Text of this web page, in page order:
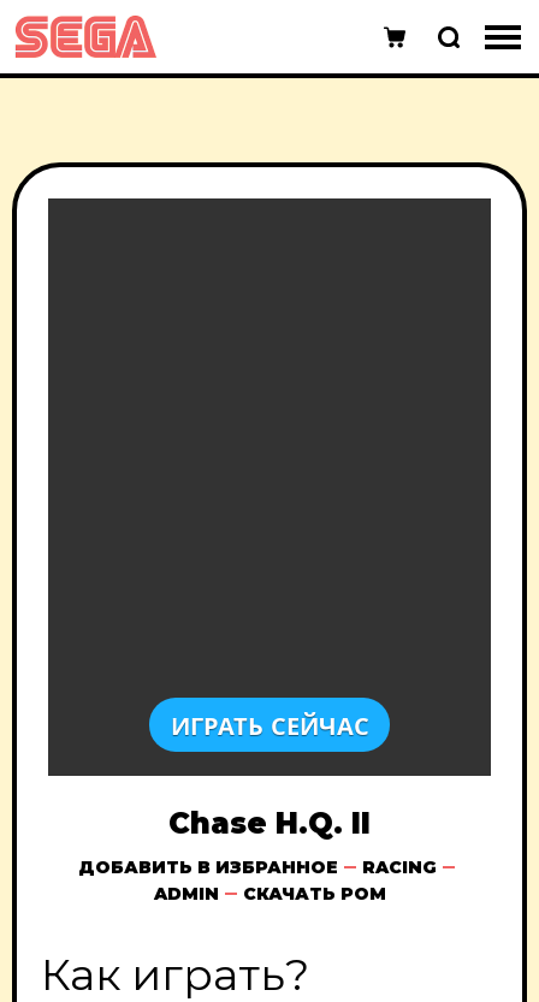
ИГРАТЬ СЕЙЧАС
Chase H.Q. II
ДОБАВИТЬ В ИЗБРАННОЕ
RACING
ADMIN
СКАЧАТЬ РОМ
Как играть?